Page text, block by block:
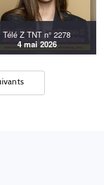
Télé Z TNT n° 2278
4 mai 2026